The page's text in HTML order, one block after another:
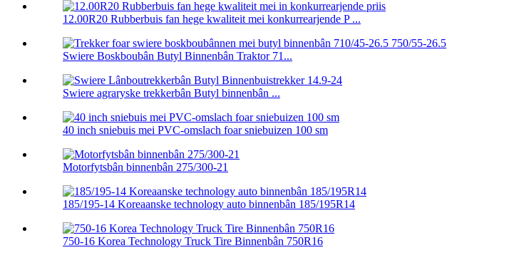
12.00R20 Rubberbuis fan hege kwaliteit mei konkurrearjende P ...
Swiere Boskboubân Butyl Binnenbân Traktor 71...
Swiere agraryske trekkerbân Butyl binnenbân ...
40 inch sniebuis mei PVC-omslach foar sniebuizen 100 sm
Motorfytsbân binnenbân 275/300-21
185/195-14 Koreaanske technology auto binnenbân 185/195R14
750-16 Korea Technology Truck Tire Binnenbân 750R16